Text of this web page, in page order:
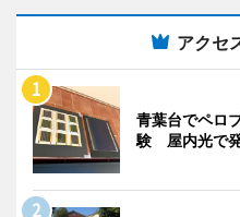
アクセ
青葉台でペロ
験 屋内光で